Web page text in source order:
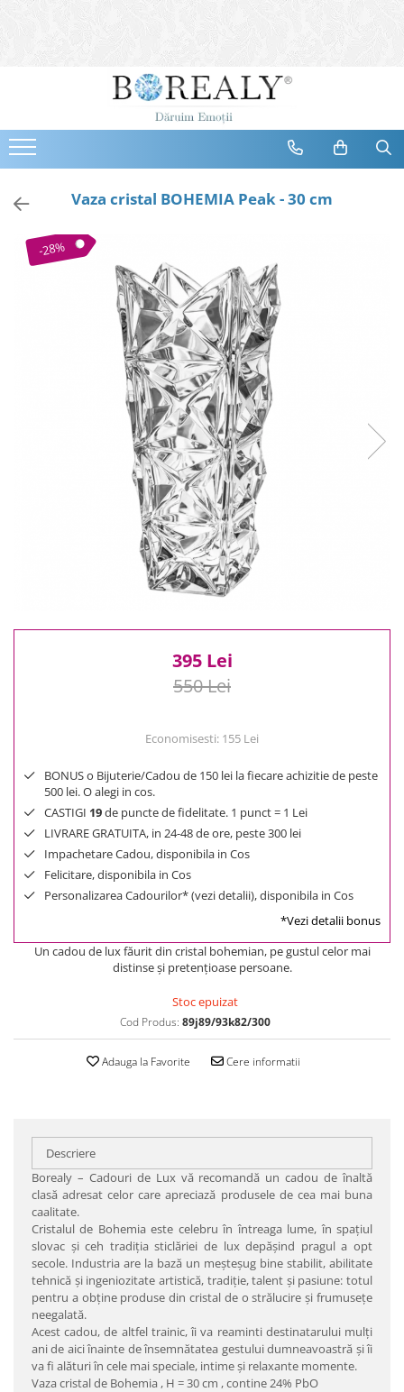
Bijuterii
Cercei
Bratari
Coliere
Brose
Tiare
300 Lei - 500 Lei
Vaza cristal BOHEMIA Peak - 30 cm
-28%
395 Lei
550 Lei
Economisesti: 155 Lei
BONUS o Bijuterie/Cadou de 150 lei la fiecare achizitie de peste
500 lei. O alegi in cos.
CASTIGI 19de puncte de fidelitate. 1 punct = 1 Lei
LIVRARE GRATUITA, in 24-48 de ore, peste 300 lei
Impachetare Cadou, disponibila in Cos
Felicitare, disponibila in Cos
Personalizarea Cadourilor* (vezi detalii), disponibila in Cos
*Vezi detalii bonus
Un cadou de lux făurit din cristal bohemian, pe gustul celor mai
distinse şi pretenţioase persoane.
Stoc epuizat
Cod Produs: 89j89/93k82/300
Adauga la Favorite Cere informatii
Descriere
Borealy – Cadouri de Lux vă recomandă un cadou de înaltă
clasă adresat celor care apreciază produsele de cea mai buna
caalitate.
Cristalul de Bohemia este celebru în întreaga lume, în spaţiul
slovac şi ceh tradiţia sticlăriei de lux depăşind pragul a opt
secole. Industria are la bază un meşteşug bine stabilit, abilitate
tehnică şi ingeniozitate artistică, tradiţie, talent şi pasiune: totul
pentru a obţine produse din cristal de o strălucire şi frumuseţe
neegalată.
Acest cadou, de altfel trainic, îi va reaminti destinatarului mulţi
ani de aici înainte de însemnătatea gestului dumneavoastră şi îi
va fi alături în cele mai speciale, intime şi relaxante momente.
Vaza cristal de Bohemia , H = 30 cm , contine 24% PbO